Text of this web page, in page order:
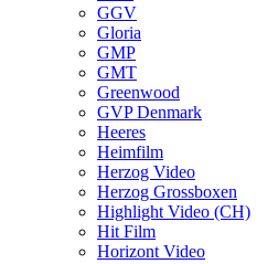
GGV
Gloria
GMP
GMT
Greenwood
GVP Denmark
Heeres
Heimfilm
Herzog Video
Herzog Grossboxen
Highlight Video (CH)
Hit Film
Horizont Video